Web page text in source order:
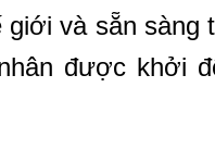
và sẵn sàng
được khởi